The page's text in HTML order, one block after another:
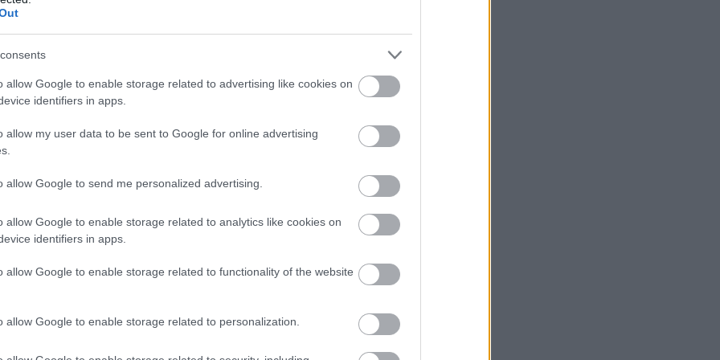
allow Google to enable storage related to advertising like cookies on
identifiers in apps.
allow my user data to be sent to Google for online advertising
allow Google to send me personalized advertising.
allow Google to enable storage related to analytics like cookies on
identifiers in apps.
allow Google to enable storage related to functionality of the website
allow Google to enable storage related to personalization.
šķita, ka tie
uz ielas
vīrietis un
pazūd tieši tad, kad tās
tajā saskata ko vairāk
ievērot pieklājību, nekurināt naidu un iztikt
komentārus (22)